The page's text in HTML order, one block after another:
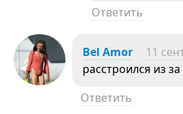
Ответить
Bel Amor 11
расстроился из
Ответить